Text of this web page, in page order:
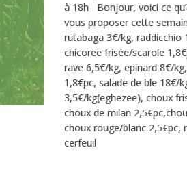
à 18h Bonjour, voici ce
vous proposer cette
rutabaga 3€/kg, raddicchio
chicoree frisée/scarole
rave 6,5€/kg, epinard 8€/
1,8€pc, salade de ble 18€/
3,5€/kg(eghezee), choux
choux de milan
choux rouge/blanc 2,5€pc,
cerfeuil